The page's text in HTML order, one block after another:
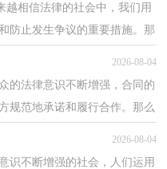
越相信法律的社会中，我们用
防止发生争议的重要措施。那
整理的个人租...
2026-08-04
的法律意识不断增强，合同的
规范地承诺和履行合作。那么
编精心整理的...
2026-08-04
识不断增强的社会，人们运用